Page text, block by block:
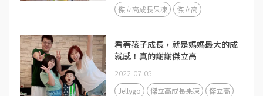
傑立高成長果凍
傑立高
看著孩子成長，就是媽媽最大的成
就感！真的謝謝傑立高
2022-07-05
Jellygo 傑立高成長果凍
傑立高